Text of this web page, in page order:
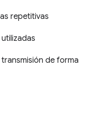
repetitivas
de forma